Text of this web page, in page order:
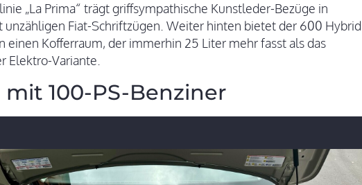
„La Prima“ trägt griffsympathische Kunstleder-Bezüge in
unzähligen Fiat-Schriftzügen. Weiter hinten bietet der 600 Hybrid
einen Kofferraum, der immerhin 25 Liter mehr fasst als das
Elektro-Variante.
100-PS-Benziner